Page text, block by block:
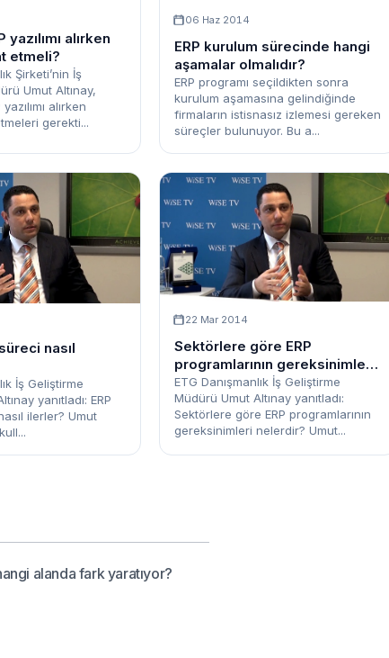
yazılımı alırken
etmeli?
Şirketi’nin İş
Umut Altınay,
alırken
gerekti...
06 Haz 2014
ERP kurulum sürecinde hangi
aşamalar olmalıdır?
ERP programı seçildikten sonra
kurulum aşamasına gelindiğinde
firmaların istisnasız izlemesi gereken
süreçler bulunuyor. Bu a...
nasıl
İş Geliştirme
yanıtladı: ERP
ilerler? Umut
22 Mar 2014
Sektörlere göre ERP
programlarının gereksinimleri
nelerdir?
ETG Danışmanlık İş Geliştirme
Müdürü Umut Altınay yanıtladı:
Sektörlere göre ERP programlarının
gereksinimleri nelerdir? Umut...
alanda fark yaratıyor?